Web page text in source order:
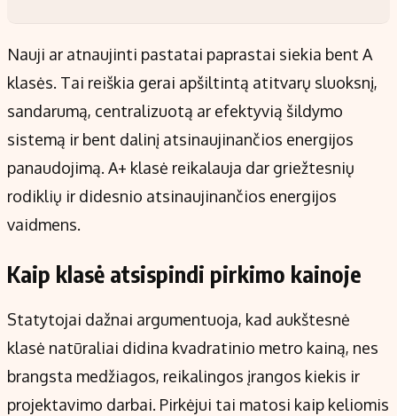
Nauji ar atnaujinti pastatai paprastai siekia bent A
klasės. Tai reiškia gerai apšiltintą atitvarų sluoksnį,
sandarumą, centralizuotą ar efektyvią šildymo
sistemą ir bent dalinį atsinaujinančios energijos
panaudojimą. A+ klasė reikalauja dar griežtesnių
rodiklių ir didesnio atsinaujinančios energijos
vaidmens.
Kaip klasė atsispindi pirkimo kainoje
Statytojai dažnai argumentuoja, kad aukštesnė
klasė natūraliai didina kvadratinio metro kainą, nes
brangsta medžiagos, reikalingos įrangos kiekis ir
projektavimo darbai. Pirkėjui tai matosi kaip keliomis